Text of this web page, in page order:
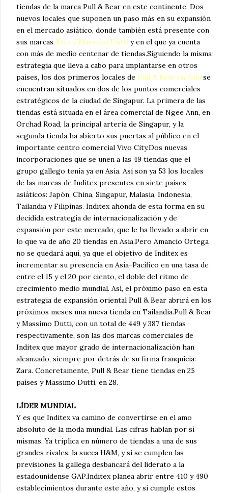
tiendas de la marca Pull & Bear en este continente. Dos
nuevos locales que suponen un paso más en su expansión
en el mercado asiático, donde también está presente con
sus marcas Zara y Massimo Dutti y en el que ya cuenta
con más de medio centenar de tiendas.Siguiendo la misma
estrategia que lleva a cabo para implantarse en otros
países, los dos primeros locales de Pull & Bear en Asia se
encuentran situados en dos de los puntos comerciales
estratégicos de la ciudad de Singapur. La primera de las
tiendas está situada en el área comercial de Ngee Ann, en
Orchad Road, la principal arteria de Singapur, y la
segunda tienda ha abierto sus puertas al público en el
importante centro comercial Vivo City.Dos nuevas
incorporaciones que se unen a las 49 tiendas que el
grupo gallego tenía ya en Asia. Así son ya 53 los locales
de las marcas de Inditex presentes en siete países
asiáticos: Japón, China, Singapur, Malasia, Indonesia,
Tailandia y Filipinas. Inditex ahonda de esta forma en su
decidida estrategia de internacionalización y de
expansión por este mercado, que le ha llevado a abrir en
lo que va de año 20 tiendas en Asia.Pero Amancio Ortega
no se quedará aquí, ya que el objetivo de Inditex es
incrementar su presencia en Asia-Pacífico en una tasa de
entre el 15 y el 20 por ciento, el doble del ritmo de
crecimiento medio mundial. Así, el próximo paso en esta
estrategia de expansión oriental Pull & Bear abrirá en los
próximos meses una nueva tienda en Tailandia.Pull & Bear
y Massimo Dutti, con un total de 449 y 387 tiendas
respectivamente, son las dos marcas comerciales de
Inditex que mayor grado de internacionalización han
alcanzado, siempre por detrás de su firma franquicia:
Zara. Concretamente, Pull & Bear tiene tiendas en 25
países y Massimo Dutti, en 28.
LÍDER MUNDIAL
Y es que Inditex va camino de convertirse en el amo
absoluto de la moda mundial. Las cifras hablan por sí
mismas. Ya triplica en número de tiendas a una de sus
grandes rivales, la sueca H&M, y si se cumplen las
previsiones la gallega desbancará del liderato a la
estadounidense GAP.Inditex planea abrir entre 410 y 490
establecimientos durante este año, y si cumple estos